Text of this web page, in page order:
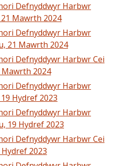
Defnyddwyr Harbwr
Mawrth 2024
Defnyddwyr Harbwr
21 Mawrth 2024
Defnyddywr Harbwr Cei
Mawrth 2024
Defnyddwyr Harbwr
Hydref 2023
Defnyddwyr Harbwr
19 Hydref 2023
Defnyddywr Harbwr Cei
2023